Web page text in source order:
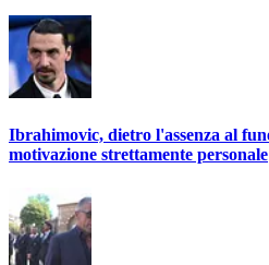
Ibrahimovic, dietro l'assenza al
motivazione strettamente personale